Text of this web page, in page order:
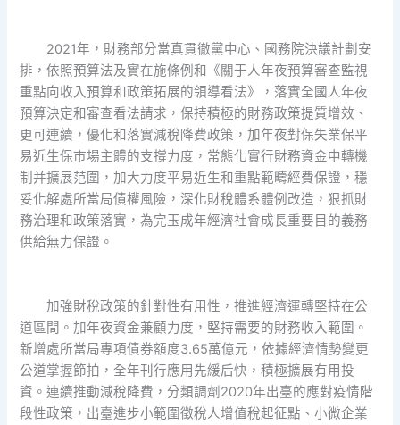
2021年，財務部分當真貫徹黨中心、國務院決議計劃安
排，依照預算法及實在施條例和《關于人年夜預算審查監視
重點向收入預算和政策拓展的領導看法》，落實全國人年夜
預算決定和審查看法請求，保持積極的財務政策提質增效、
更可連續，優化和落實減稅降費政策，加年夜對保失業保平
易近生保市場主體的支撐力度，常態化實行財務資金中轉機
制并擴展范圍，加大力度平易近生和重點範疇經費保證，穩
妥化解處所當局債權風險，深化財稅體系體例改造，狠抓財
務治理和政策落實，為完玉成年經濟社會成長重要目的義務
供給無力保證。
加強財稅政策的針對性有用性，推進經濟運轉堅持在公
道區間。加年夜資金兼顧力度，堅持需要的財務收入範圍。
新增處所當局專項債券額度3.65萬億元，依據經濟情勢變更
公道掌握節拍，全年刊行應用先緩后快，積極擴展有用投
資。連續推動減稅降費，分類調劑2020年出臺的應對疫情階
段性政策，出臺進步小範圍徵稅人增值稅起征點、小微企業